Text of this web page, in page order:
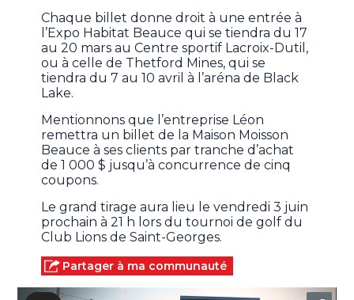
Chaque billet donne droit à une entrée à
l’Expo Habitat Beauce qui se tiendra du 17
au 20 mars au Centre sportif Lacroix-Dutil,
ou à celle de Thetford Mines, qui se
tiendra du 7 au 10 avril à l’aréna de Black
Lake.
Mentionnons que l’entreprise Léon
remettra un billet de la Maison Moisson
Beauce à ses clients par tranche d’achat
de 1 000 $ jusqu’à concurrence de cinq
coupons.
Le grand tirage aura lieu le vendredi 3 juin
prochain à 21 h lors du tournoi de golf du
Club Lions de Saint-Georges.
Partager à ma communauté